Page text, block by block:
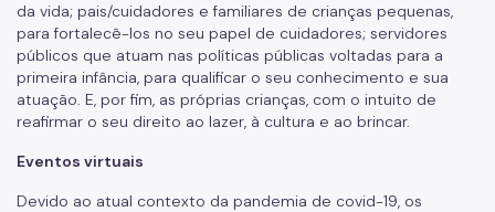
da vida; pais/cuidadores e familiares de crianças pequenas,
para fortalecê-los no seu papel de cuidadores; servidores
públicos que atuam nas políticas públicas voltadas para a
primeira infância, para qualificar o seu conhecimento e sua
atuação. E, por fim, as próprias crianças, com o intuito de
reafirmar o seu direito ao lazer, à cultura e ao brincar.
Eventos virtuais
Devido ao atual contexto da pandemia de covid-19, os